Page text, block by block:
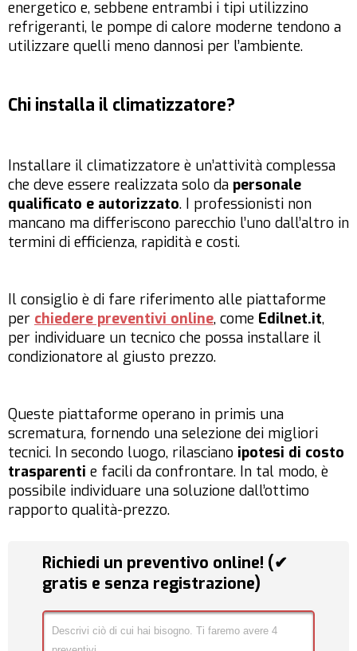
energetico e, sebbene entrambi i tipi utilizzino
refrigeranti, le pompe di calore moderne tendono a
utilizzare quelli meno dannosi per l’ambiente.
Chi installa il climatizzatore?
Installare il climatizzatore è un’attività complessa
che deve essere realizzata solo da personale
qualificato e autorizzato. I professionisti non
mancano ma differiscono parecchio l’uno dall’altro in
termini di efficienza, rapidità e costi.
Il consiglio è di fare riferimento alle piattaforme
per chiedere preventivi online, come Edilnet.it,
per individuare un tecnico che possa installare il
condizionatore al giusto prezzo.
Queste piattaforme operano in primis una
scrematura, fornendo una selezione dei migliori
tecnici. In secondo luogo, rilasciano ipotesi di costo
trasparenti e facili da confrontare. In tal modo, è
possibile individuare una soluzione dall’ottimo
rapporto qualità-prezzo.
Richiedi un preventivo online! (✔
gratis e senza registrazione)